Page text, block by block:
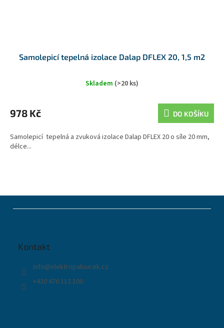
Samolepicí tepelná izolace Dalap DFLEX 20, 1,5 m2
Skladem (>20 ks)
978 Kč DO KOŠÍKU
Samolepicí tepelná a zvuková izolace Dalap DFLEX 20 o síle 20 mm,
délce...
Kontakt
info@elektropaloucek.cz
+420 476 112 100